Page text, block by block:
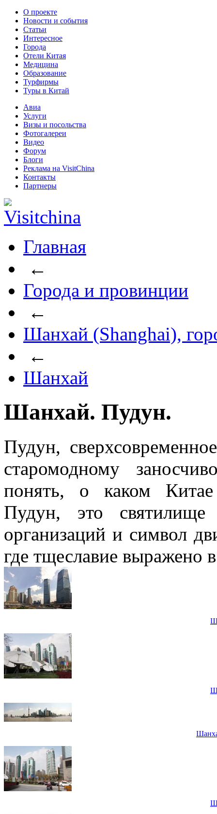
О проекте
Новости и события
Статьи
Интересное
Города
Отели Китая
Медицина
Образование
Турфирмы
Туры в Китай
Авиа
Услуги
Визы и посольства
Фотогалереи
Видео
Форум
Блоги
Реклама на VisitChina
Контакты
Партнеры
Главная
←
Города и провинции
←
Шанхай (Shanghai),
←
Шанхай
Шанхай. Пудун.
Пудун,
старомодному
понять, о каком
Пудун, это святилище
организаций и символ
где тщеславие выражено